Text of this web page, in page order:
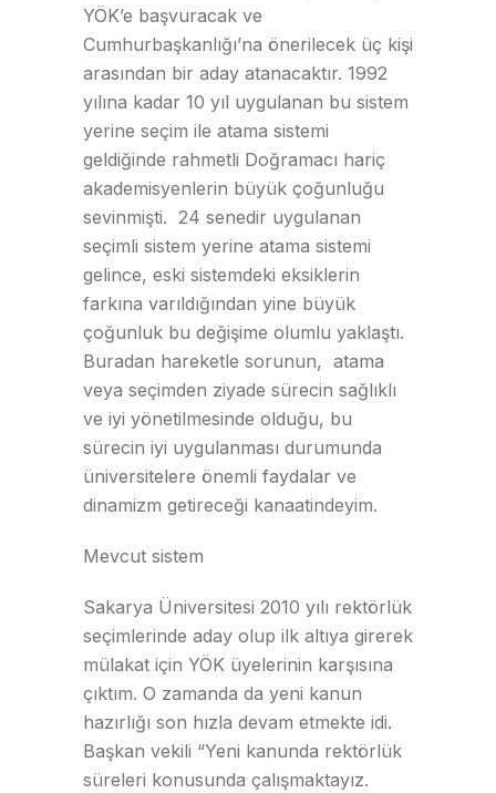
YÖK’e başvuracak ve
Cumhurbaşkanlığı’na önerilecek üç kişi
arasından bir aday atanacaktır. 1992
yılına kadar 10 yıl uygulanan bu sistem
yerine seçim ile atama sistemi
geldiğinde rahmetli Doğramacı hariç
akademisyenlerin büyük çoğunluğu
sevinmişti. 24 senedir uygulanan
seçimli sistem yerine atama sistemi
gelince, eski sistemdeki eksiklerin
farkına varıldığından yine büyük
çoğunluk bu değişime olumlu yaklaştı.
Buradan hareketle sorunun, atama
veya seçimden ziyade sürecin sağlıklı
ve iyi yönetilmesinde olduğu, bu
sürecin iyi uygulanması durumunda
üniversitelere önemli faydalar ve
dinamizm getireceği kanaatindeyim.
Mevcut sistem
Sakarya Üniversitesi 2010 yılı rektörlük
seçimlerinde aday olup ilk altıya girerek
mülakat için YÖK üyelerinin karşısına
çıktım. O zamanda da yeni kanun
hazırlığı son hızla devam etmekte idi.
Başkan vekili “Yeni kanunda rektörlük
süreleri konusunda çalışmaktayız.